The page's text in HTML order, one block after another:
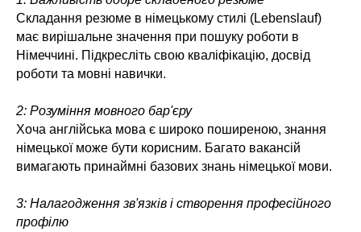
Складання резюме в німецькому стилі (Lebenslauf)
має вирішальне значення при пошуку роботи в
Німеччині. Підкресліть свою кваліфікацію, досвід
роботи та мовні навички.
2: Розуміння мовного бар'єру
Хоча англійська мова є широко поширеною, знання
німецької може бути корисним. Багато вакансій
вимагають принаймні базових знань німецької мови.
3: Налагодження зв'язків і створення професійного
профілю